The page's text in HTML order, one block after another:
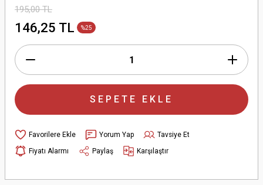
195,00 TL
146,25 TL %25
SEPETE EKLE
Yorum Yap
Tavsiye Et
Fiyatı Alarmı
Paylaş Karşılaştır